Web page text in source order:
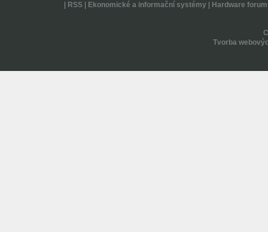
RSS| Ekonomické a informační systémy| Hardware forum
Tvorba